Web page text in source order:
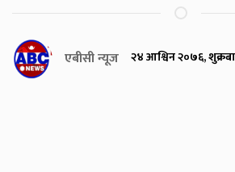
एबीसी न्यूज २४ आश्विन २०७६,